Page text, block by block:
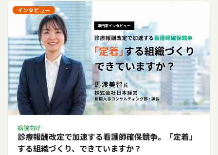
インタビュー
病院向け
診療報酬改定で加速する看護師確保競争。「定着」
する組織づくり、できていますか？